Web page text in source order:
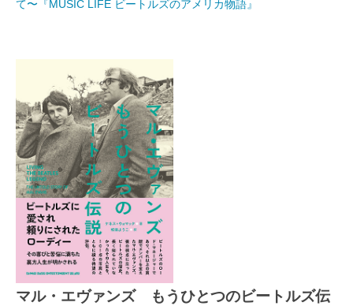
て〜『MUSIC LIFE ビートルズのアメリカ物語』
マル・エヴァンズ もうひとつのビートルズ伝